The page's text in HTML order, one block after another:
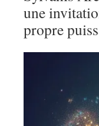
une
propre